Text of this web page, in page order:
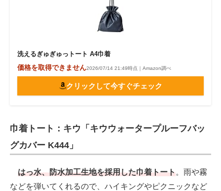
洗えるぎゅぎゅっトート A4巾着
価格を取得できません2026/07/14 21:49時点｜Amazon調べ
クリックして今すぐチェック
巾着トート：キウ「キウウォータープルーフバッ
グカバー K444」
はっ水、防水加工生地を採用した巾着トート。雨や霧
などを弾いてくれるので、ハイキングやピクニックなど